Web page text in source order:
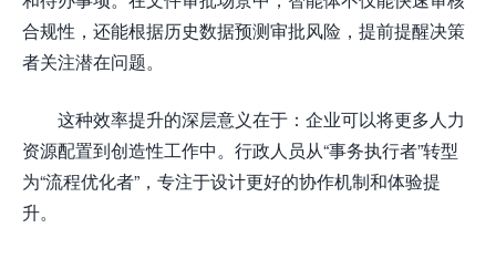
合规性，还能根据历史数据预测审批风险，提前提醒决策
者关注潜在问题。
这种效率提升的深层意义在于：企业可以将更多人力
资源配置到创造性工作中。行政人员从“事务执行者”转型
为“流程优化者”，专注于设计更好的协作机制和体验提
升。